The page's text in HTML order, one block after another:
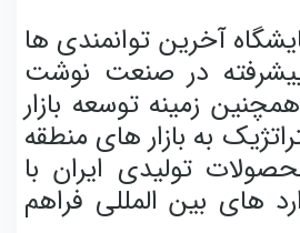
آخرین توانمندی ها
در صنعت نوشت
زمینه توسعه بازار
به بازار های منطقه
تولیدی ایران با
های بین المللی فراهم